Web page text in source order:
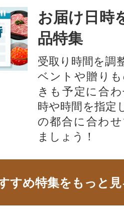
お届け日時
品特集
受取り時間を調
ベントや贈り
きも予定に合
時や時間を指定
の都合に合わ
ましょう！
すめ特集をもっと